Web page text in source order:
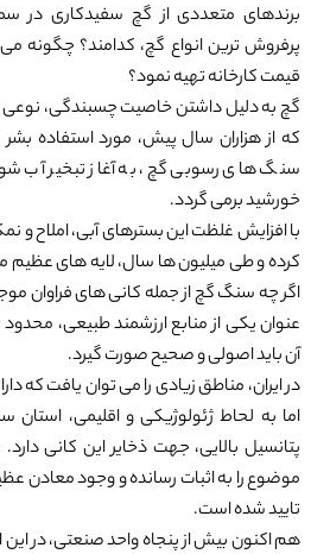
برندهای متعددی از گچ سفیدکاری در
پرفروش ترین انواع گچ، کدامند؟ چگونه
قیمت کارخانه تهیه نمود؟
گچ به دلیل داشتن خاصیت چسبندگی،
که از هزاران سال پیش، مورد استفاده
سنگ های رسوبی گچ، به آغاز تبخیر آب
خورشید برمی گردد.
با افزایش غلظت این بسترهای آبی، املاح و
کرده و طی میلیون ها سال، لایه های عظیم
اگر چه سنگ گچ از جمله کانی های فراوان
عنوان یکی از منابع ارزشمند طبیعی،
آن باید اصولی و صحیح صورت گیرد.
در ایران، مناطق زیادی را می توان یافت که
اما به لحاط ژئولوژیکی و اقلیمی،
پتانسیل بالایی، جهت ذخایر این کانی
موضوع را به اثبات رسانده و وجود معادن
تایید شده است.
هم اکنون بیش از پنجاه واحد صنعتی، در این